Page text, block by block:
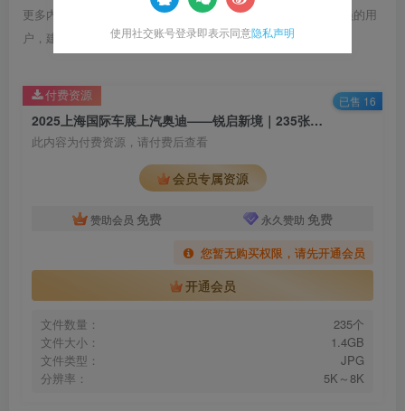
更多内容（无展示酷水印）可在下方下载； 2.没有百度网盘会员的用
户，建议用123云盘可获得更快的下载速度。
2025上海国际车展上汽奥迪——锐启新境｜235张｜JPG｜1.4G
此内容为付费资源，请付费后查看
会员专属资源
赞助会员 免费 永久赞助 免费
您暂无购买权限，请先开通会员
开通会员
文件数量：
235个
文件大小：
1.4GB
文件类型：
JPG
分辨率：
5K～8K
付费资源 已售 16
使用社交账号登录即表示同意隐私声明